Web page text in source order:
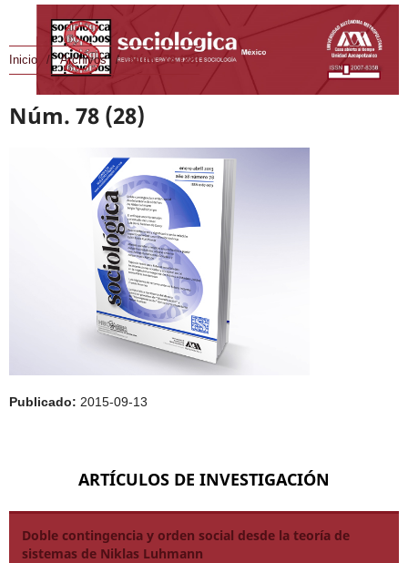
Inicio / Archivos / Núm. 78 (28)
Núm. 78 (28)
Publicado: 2015-09-13
ARTÍCULOS DE INVESTIGACIÓN
Doble contingencia y orden social desde la teoría de
sistemas de Niklas Luhmann